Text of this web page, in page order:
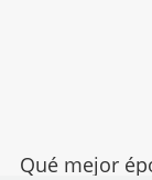
Qué mejor